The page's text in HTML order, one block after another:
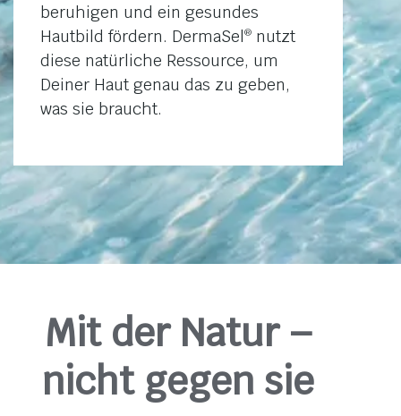
beruhigen und ein gesundes
Hautbild fördern. DermaSel® nutzt
diese natürliche Ressource, um
Deiner Haut genau das zu geben,
was sie braucht.
Mit der Natur –
nicht gegen sie